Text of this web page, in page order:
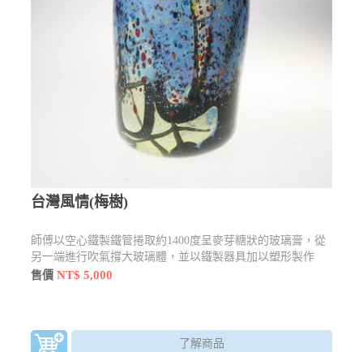
台灣風情(梅樹)
師傅以空心鐵製鐵管捲取約1400度呈麥芽糖狀的玻璃膏，從
另一端進行吹氣撐大玻璃體，並以鐵製器具加以塑形製作
售價NT$ 5,000
了解商品